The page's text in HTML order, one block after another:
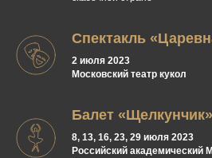
Спектакль
2 июля 2023
Московский театр кукол
Балет «Щелкунчик»
8, 13, 16, 23, 29 июля 2023
Российский академический